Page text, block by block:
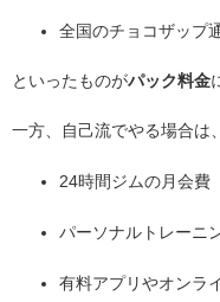
全国のチョコザップ
といったものがパック料金
一方、自己流でやる場合は、
24時間ジムの月会費
パーソナルトレーニ
有料アプリやオンラ